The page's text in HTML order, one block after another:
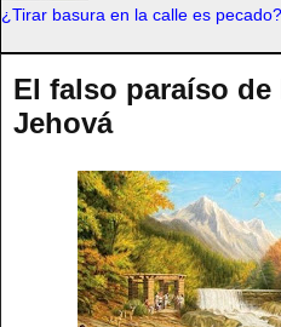
¿Tirar basura en la calle es pecado?
El falso paraíso
Jehová